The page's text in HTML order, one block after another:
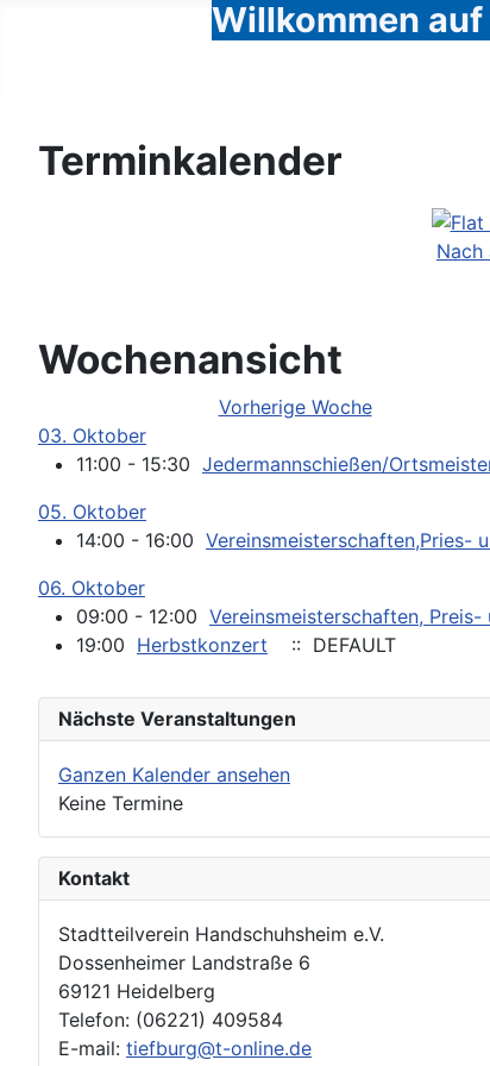
Willkommen
Terminkalender
Nach
Wochenansicht
Vorherige Woche
03. Oktober
11:00 - 15:30 Jedermannschießen/
05. Oktober
14:00 - 16:00 Vereinsmeisterschaften,Pries-
06. Oktober
09:00 - 12:00 Vereinsmeisterschaften, Preis-
19:00 Herbstkonzert :: DEFAULT
Nächste Veranstaltungen
Ganzen Kalender ansehen
Keine Termine
Kontakt
Stadtteilverein Handschuhsheim e.V.
Dossenheimer Landstraße 6
69121 Heidelberg
Telefon: (06221) 409584
E-mail: tiefburg@t-online.de